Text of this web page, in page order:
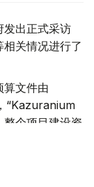
发出正式采访
关情况进行了
算文件由
“Kazuranium
个项目建设资